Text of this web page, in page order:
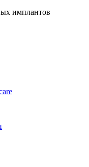
имплантов